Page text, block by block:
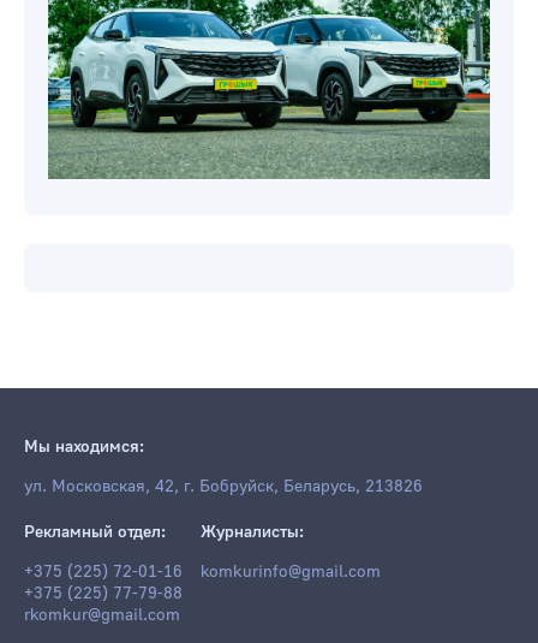
Мы находимся:
ул. Московская, 42, г. Бобруйск, Беларусь, 213826
Рекламный отдел:
+375 (225) 72-01-16
+375 (225) 77-79-88
rkomkur@gmail.com
Журналисты:
komkurinfo@gmail.com